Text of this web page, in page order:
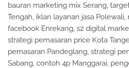
bauran marketing mix Serang,
Tengah, iklan layanan jasa
facebook Enrekang, s2 digital
strategi pemasaran price Kota
pemasaran Pandeglang, strategi
Sabang, contoh 4p Manggarai,